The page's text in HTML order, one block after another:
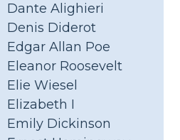
Dante Alighieri
Denis Diderot
Edgar Allan Poe
Eleanor Roosevelt
Elie Wiesel
Elizabeth I
Emily Dickinson